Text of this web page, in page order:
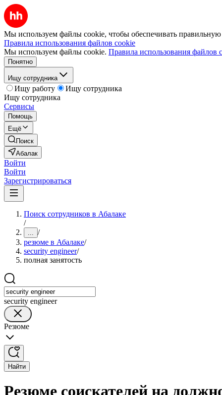
Мы используем файлы cookie, чтобы обеспечивать правильную
Правила использования файлов cookie
Мы используем файлы cookie. Правила использования файлов
Понятно
Ищу сотрудника
Ищу работу
Ищу сотрудника
Ищу сотрудника
Сервисы
Помощь
Ещё
Поиск
Абалак
Войти
Войти
Зарегистрироваться
Поиск сотрудников в Абалаке
/
... /
резюме в Абалаке/
security engineer/
полная занятость
security engineer
Резюме
Найти
Резюме соискателей на